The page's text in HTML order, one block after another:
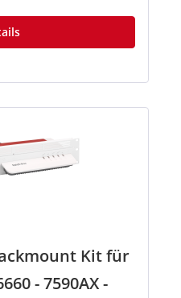
Kit für
- 7590AX -